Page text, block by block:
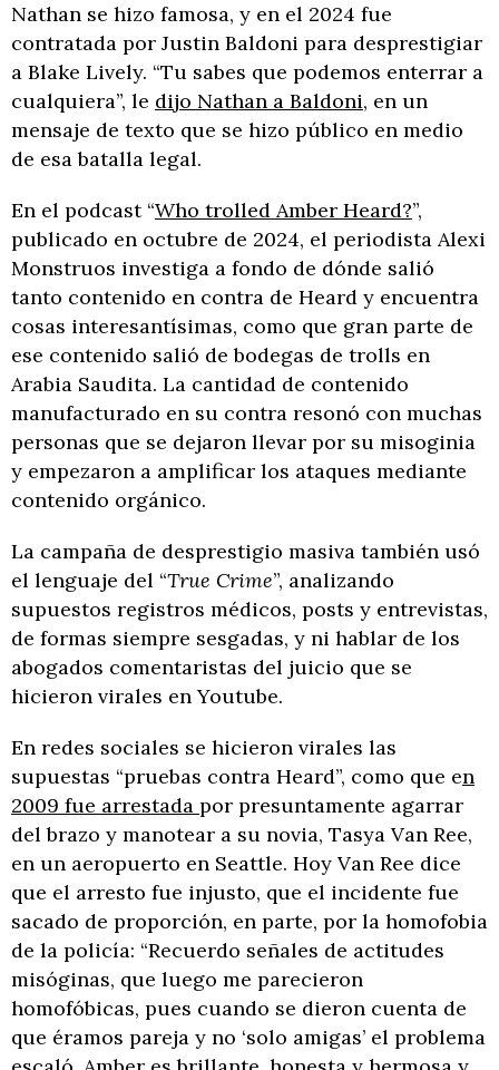
Nathan se hizo famosa, y en el 2024 fue
contratada por Justin Baldoni para desprestigiar
a Blake Lively. “Tu sabes que podemos enterrar a
cualquiera”, le dijo Nathan a Baldoni, en un
mensaje de texto que se hizo público en medio
de esa batalla legal.
En el podcast “Who trolled Amber Heard?”,
publicado en octubre de 2024, el periodista Alexi
Monstruos investiga a fondo de dónde salió
tanto contenido en contra de Heard y encuentra
cosas interesantísimas, como que gran parte de
ese contenido salió de bodegas de trolls en
Arabia Saudita. La cantidad de contenido
manufacturado en su contra resonó con muchas
personas que se dejaron llevar por su misoginia
y empezaron a amplificar los ataques mediante
contenido orgánico.
La campaña de desprestigio masiva también usó
el lenguaje del “True Crime”, analizando
supuestos registros médicos, posts y entrevistas,
de formas siempre sesgadas, y ni hablar de los
abogados comentaristas del juicio que se
hicieron virales en Youtube.
En redes sociales se hicieron virales las
supuestas “pruebas contra Heard”, como que en
2009 fue arrestada por presuntamente agarrar
del brazo y manotear a su novia, Tasya Van Ree,
en un aeropuerto en Seattle. Hoy Van Ree dice
que el arresto fue injusto, que el incidente fue
sacado de proporción, en parte, por la homofobia
de la policía: “Recuerdo señales de actitudes
misóginas, que luego me parecieron
homofóbicas, pues cuando se dieron cuenta de
que éramos pareja y no ‘solo amigas’ el problema